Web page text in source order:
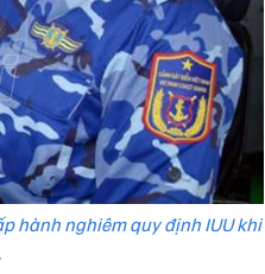
hành nghiêm quy định IUU khi